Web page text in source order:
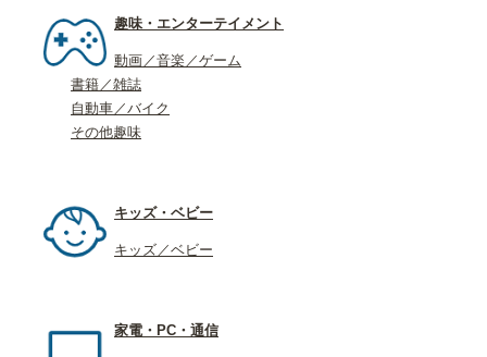
趣味・エンターテイメント
動画／音楽／ゲーム
書籍／雑誌
自動車／バイク
その他趣味
キッズ・ベビー
キッズ／ベビー
家電・PC・通信